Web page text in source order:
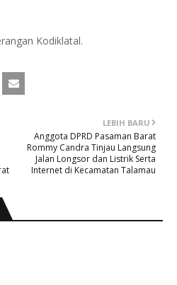
Kodiklatal.
LEBIH BARU
Anggota DPRD Pasaman Barat
Rommy Candra Tinjau Langsung
Jalan Longsor dan Listrik Serta
Internet di Kecamatan Talamau